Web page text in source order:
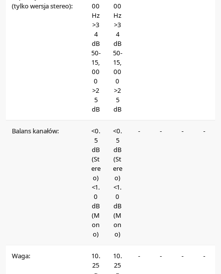
(tylko wersja stereo):
00
Hz
>3
4
dB
50-
15,
00
0
>2
5
dB
00
Hz
>3
4
dB
50-
15,
00
0
>2
5
dB
Balans kanałów:
<0.
5
dB
(St
ere
o)
<1.
0
dB
(M
on
o)
<0.
5
dB
(St
ere
o)
<1.
0
dB
(M
on
o)
- - - -
Waga:
10.
25
10.
25
- - - -